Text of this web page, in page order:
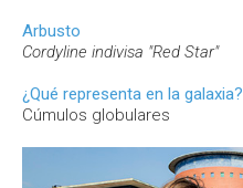
Arbusto
Cordyline indivisa "Red Star"
¿Qué representa en la galaxia?
Cúmulos globulares